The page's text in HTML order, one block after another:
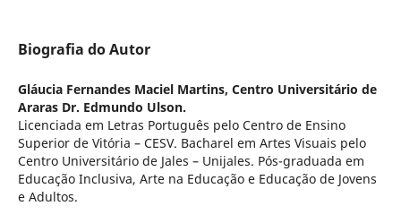
Biografia do Autor
Gláucia Fernandes Maciel Martins, Centro Universitário de
Araras Dr. Edmundo Ulson.
Licenciada em Letras Português pelo Centro de Ensino
Superior de Vitória – CESV. Bacharel em Artes Visuais pelo
Centro Universitário de Jales – Unijales. Pós-graduada em
Educação Inclusiva, Arte na Educação e Educação de Jovens
e Adultos.